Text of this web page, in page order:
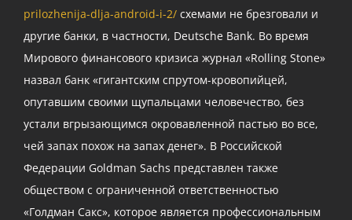
prilozhenija-dlja-android-i-2/ схемами не брезговали и
другие банки, в частности, Deutsche Bank. Во время
Мирового финансового кризиса журнал «Rolling Stone»
назвал банк «гигантским спрутом-кровопийцей,
опутавшим своими щупальцами человечество, без
устали вгрызающимся окровавленной пастью во все,
чей запах похож на запах денег». В Российской
Федерации Goldman Sachs представлен также
обществом с ограниченной ответственностью
«Голдман Сакс», которое является профессиональным